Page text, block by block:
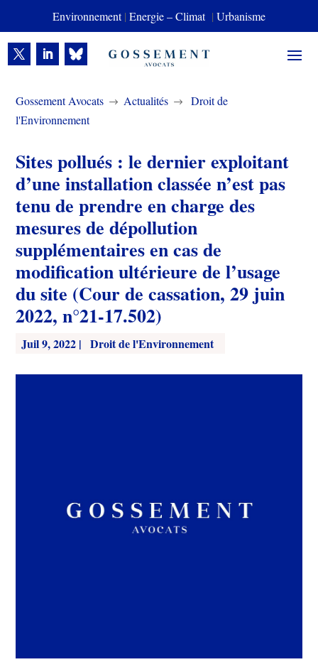
Environnement| Energie – Climat | Urbanisme
Gossement Avocats $ Actualités $
Droit de
l'Environnement
Sites pollués : le dernier exploitant
d’une installation classée n’est pas
tenu de prendre en charge des
mesures de dépollution
supplémentaires en cas de
modification ultérieure de l’usage
du site (Cour de cassation, 29 juin
2022, n°21-17.502)
Juil 9, 2022 | Droit de l'Environnement